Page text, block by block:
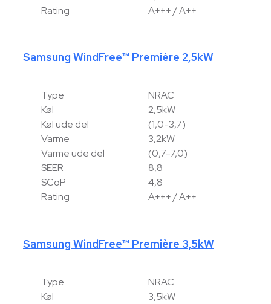
Rating
A+++ / A++
Samsung WindFree™ Première 2,5kW
Type
NRAC
Køl
2,5kW
Køl ude del
(1,0-3,7)
Varme
3,2kW
Varme ude del
(0,7-7,0)
SEER
8,8
SCoP
4,8
Rating
A+++ / A++
Samsung WindFree™ Première 3,5kW
Type
NRAC
Køl
3,5kW